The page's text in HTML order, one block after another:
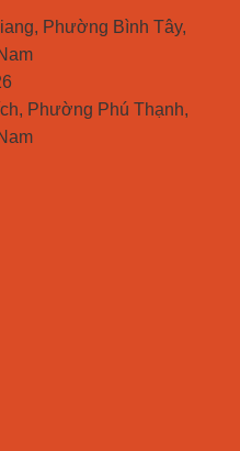
Phường Bình Tây,
Phường Phú Thạnh,